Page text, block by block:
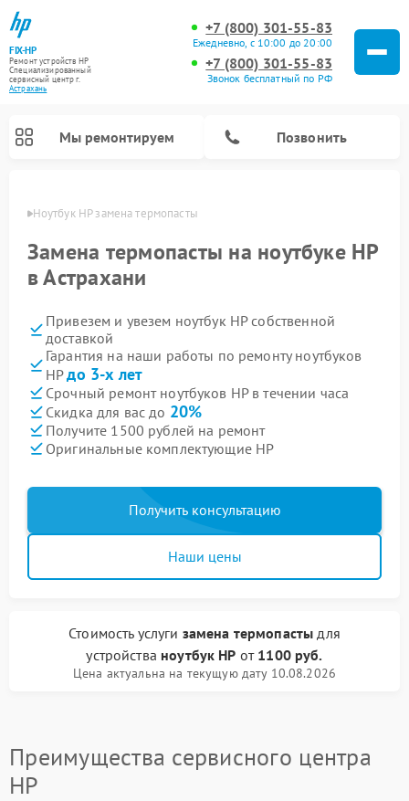
FIX-HP
Ремонт устройств HP
Специализированный
cервисный центр г.
Астрахань
+7 (800) 301-55-83
Ежедневно, с 10:00 до 20:00
+7 (800) 301-55-83
Звонок бесплатный по РФ
Мы ремонтируем Позвонить
Ноутбук HP замена термопасты
Замена термопасты на ноутбуке HP
в Астрахани
Привезем и увезем ноутбук HP собственной
доставкой
Гарантия на наши работы по ремонту ноутбуков
HPдо 3-х лет
Срочный ремонт ноутбуков HP в течении часа
Скидка для вас до 20%
Получите 1500 рублей на ремонт
Оригинальные комплектующие HP
Получить консультацию
Наши цены
Стоимость услуги замена термопасты для
устройства ноутбук HP от 1100 руб.
Цена актуальна на текущую дату 10.08.2026
Преимущества сервисного центра
HP